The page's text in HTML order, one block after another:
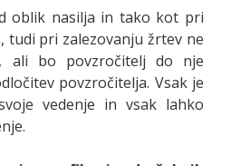
oblik nasilja in tako kot pri
tudi pri zalezovanju žrtev ne
ali bo povzročitelj do nje
povzročitelja. Vsak je
vedenje in vsak lahko